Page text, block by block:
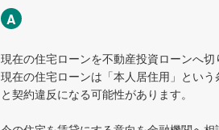
A
現在の住宅ローンを不動産投資ローンへ
現在の住宅ローンは「本人居住用」とい
と契約違反になる可能性があります。